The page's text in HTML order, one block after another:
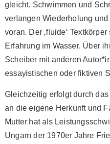
gleicht. Schwimmen und
verlangen Wiederholung
voran. Der ‚fluide‘
Erfahrung im Wasser. Über
Scheiber mit anderen
essayistischen oder fiktiven
Gleichzeitig erfolgt durch
an die eigene Herkunft und
Mutter hat als
Ungarn der 1970er Jahre